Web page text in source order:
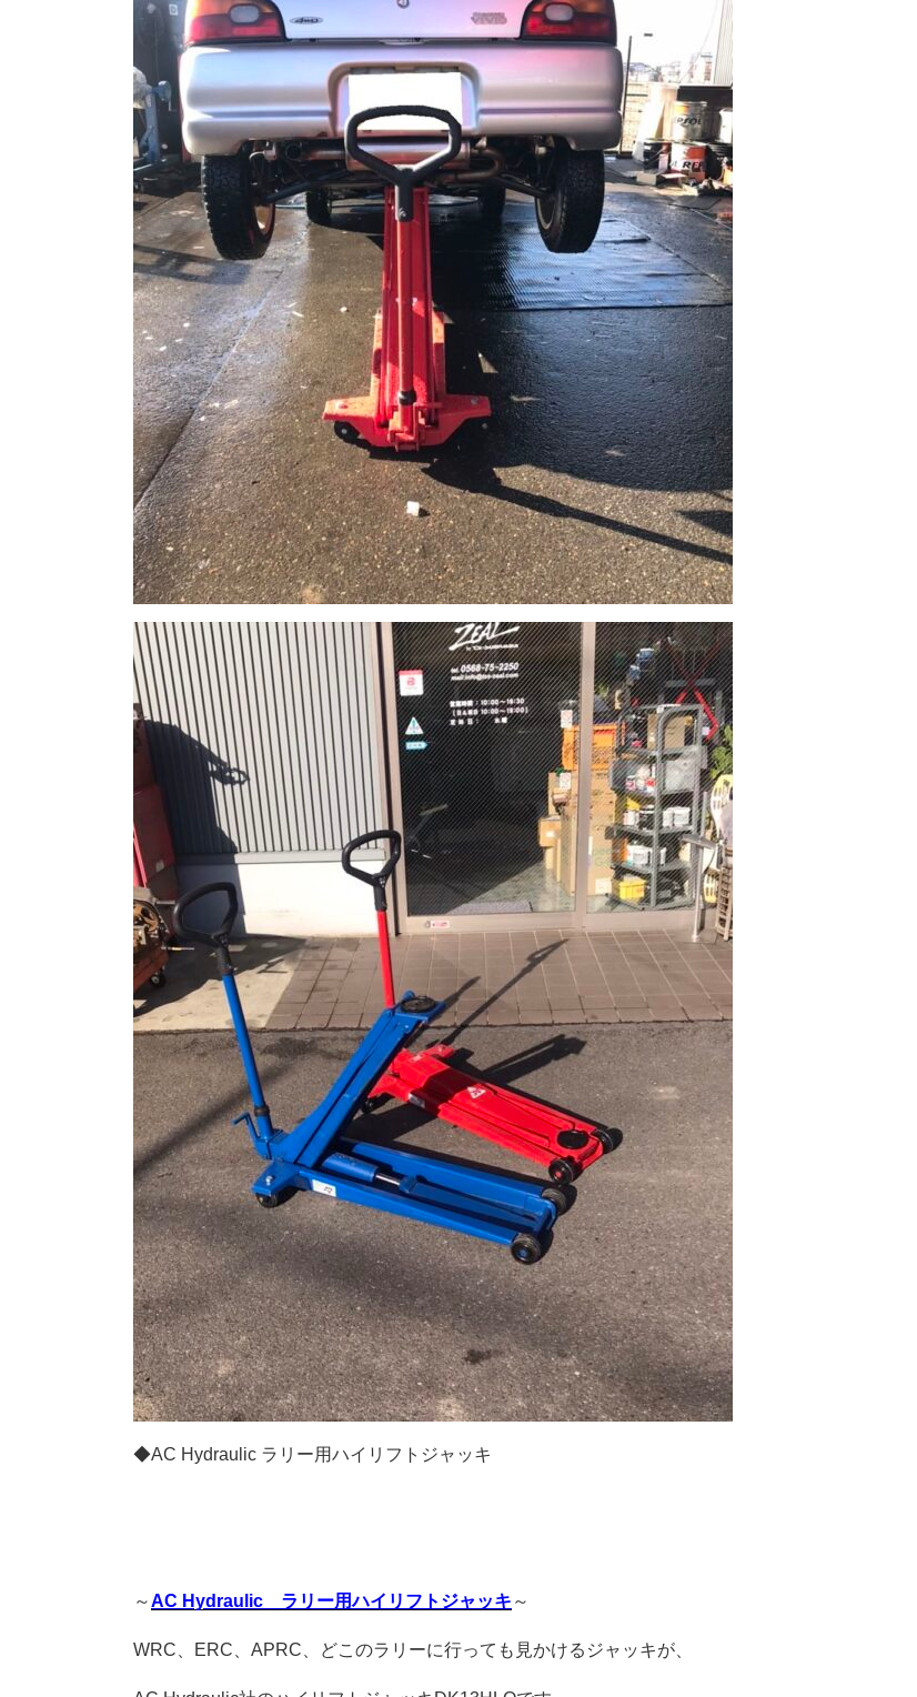
◆AC Hydraulic ラリー用ハイリフトジャッキ
～AC Hydraulic ラリー用ハイリフトジャッキ ～
WRC、ERC、APRC、どこのラリーに行っても見かけるジャッキが、